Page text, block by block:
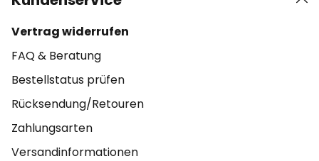
Vertrag widerrufen
FAQ & Beratung
Bestellstatus prüfen
Rücksendung/Retouren
Zahlungsarten
Versandinformationen